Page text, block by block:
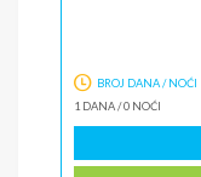
BROJ DANA / NOĆI
1 DANA/0 NOĆI